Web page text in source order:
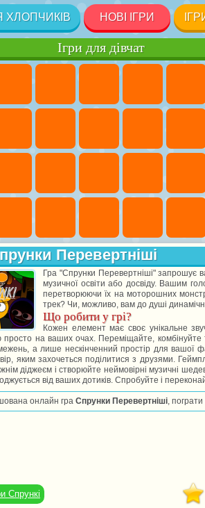
ХЛОПЧИКІВ НОВІ ІГРИ
Ігри для дівчат
Перевертніші
Гра "Спрунки Перевертніші" запрошує
музичної освіти або досвіду. Вашим
перетворюючи їх на моторошних
трек? Чи, можливо, вам до душі
Що робити у грі?
Кожен елемент має своє унікальне
просто на ваших очах. Переміщайте,
а лише нескінченний простір для вашої
яким захочеться поділитися з друзями.
діджеєм і створюйте неймовірні музичні
від ваших дотиків. Спробуйте і
онлайн гра Спрунки Перевертніші,
Спрункі